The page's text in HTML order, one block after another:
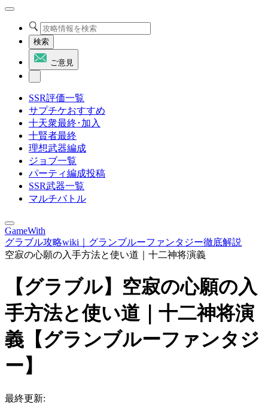
検索
ご意見
SSR評価一覧
サプチケおすすめ
十天衆最終･加入
十賢者最終
理想武器編成
ジョブ一覧
パーティ編成投稿
SSR武器一覧
マルチバトル
GameWith
グラブル攻略wiki｜グランブルーファンタジー徹底解説
空寂の心願の入手方法と使い道｜十二神将演義
【グラブル】空寂の心願の入
手方法と使い道｜十二神将演
義【グランブルーファンタジ
ー】
最終更新: